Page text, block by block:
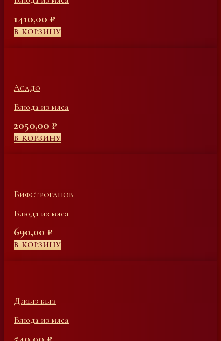
1410,00 ₽
В КОРЗИНУ
Асадо
Блюда из мяса
2050,00 ₽
В КОРЗИНУ
Бифстроганов
Блюда из мяса
690,00 ₽
В КОРЗИНУ
Джыз быз
Блюда из мяса